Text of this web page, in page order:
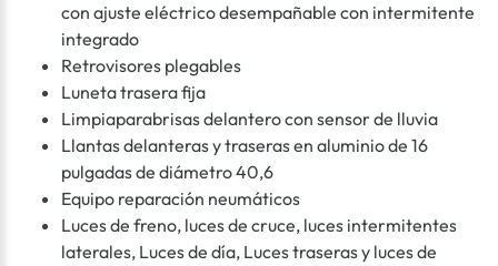
con ajuste eléctrico desempañable con intermitente
integrado
Retrovisores plegables
Luneta trasera fija
Limpiaparabrisas delantero con sensor de lluvia
Llantas delanteras y traseras en aluminio de 16
pulgadas de diámetro 40,6
Equipo reparación neumáticos
Luces de freno, luces de cruce, luces intermitentes
laterales, Luces de día, Luces traseras y luces de